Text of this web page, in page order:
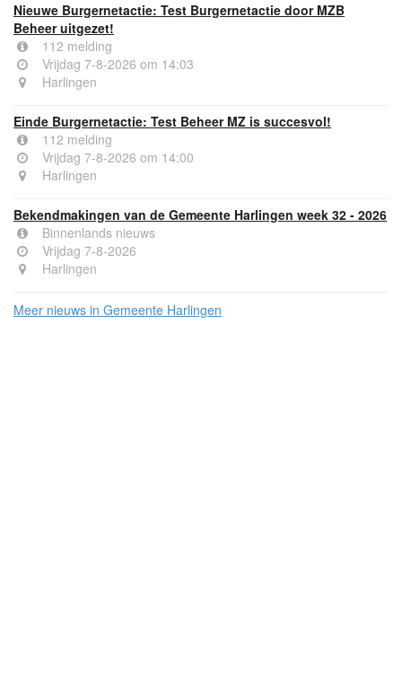
Nieuwe Burgernetactie: Test Burgernetactie door MZB
Beheer uitgezet!
112 melding
Vrijdag 7-8-2026 om 14:03
Harlingen
Einde Burgernetactie: Test Beheer MZ is succesvol!
112 melding
Vrijdag 7-8-2026 om 14:00
Harlingen
Bekendmakingen van de Gemeente Harlingen week 32 - 2026
Binnenlands nieuws
Vrijdag 7-8-2026
Harlingen
Meer nieuws in Gemeente Harlingen